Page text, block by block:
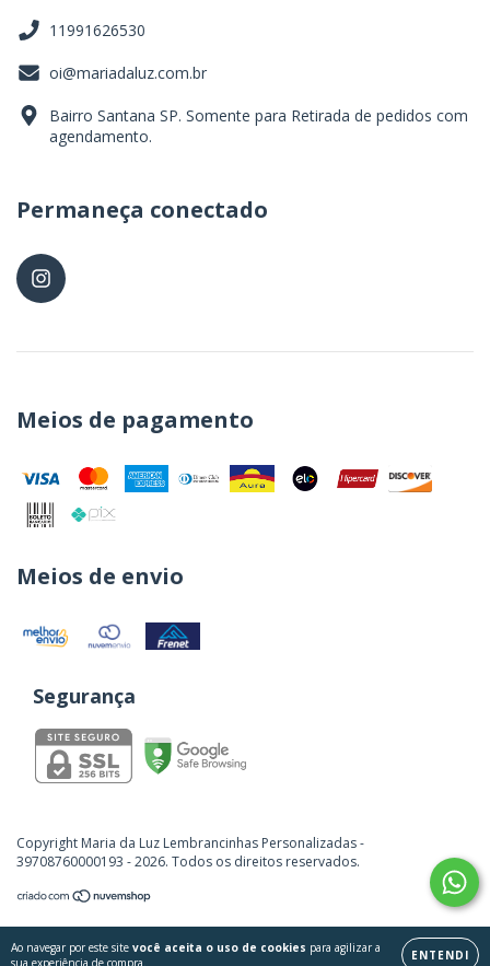
Ao navegar por este site você aceita o uso de cookies para agilizar a
sua experiência de compra.
ENTENDI
11991626530
oi@mariadaluz.com.br
Bairro Santana SP. Somente para Retirada de pedidos com
agendamento.
Permaneça conectado
Meios de pagamento
Meios de envio
Segurança
Copyright Maria da Luz Lembrancinhas Personalizadas -
39708760000193 - 2026. Todos os direitos reservados.